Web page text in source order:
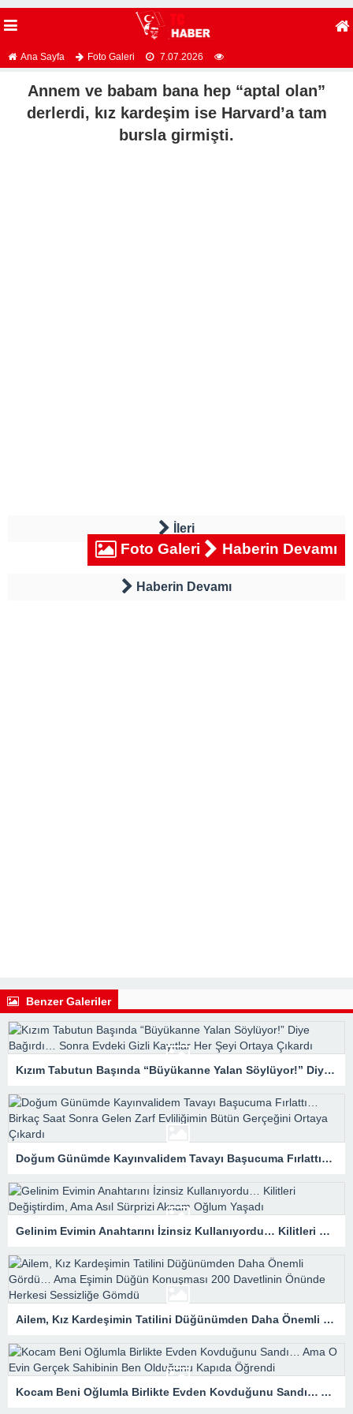
Ana Sayfa Foto Galeri 7.07.2026
Annem ve babam bana hep “aptal olan”
derlerdi, kız kardeşim ise Harvard’a tam
bursla girmişti.
İleri
Foto Galeri Haberin Devamı
Haberin Devamı
Benzer Galeriler
Kızım Tabutun Başında “Büyükanne Yalan Söylüyor!” Diye Bağırdı… Sonra Evdeki Gizli Kayıtlar Her Şeyi Ortaya Çıkardı
Doğum Günümde Kayınvalidem Tavayı Başucuma Fırlattı… Birkaç Saat Sonra Gelen Zarf Evliliğimin Bütün Gerçeğini Ortaya Çıkardı
Gelinim Evimin Anahtarını İzinsiz Kullanıyordu… Kilitleri Değiştirdim, Ama Asıl Sürprizi Akşam Oğlum Yaşadı
Ailem, Kız Kardeşimin Tatilini Düğünümden Daha Önemli Gördü… Ama Eşimin Düğün Konuşması 200 Davetlinin Önünde Herkesi Sessizliğe Gömdü
Kocam Beni Oğlumla Birlikte Evden Kovduğunu Sandı… Ama O Evin Gerçek Sahibinin Ben Olduğunu Kapıda Öğrendi